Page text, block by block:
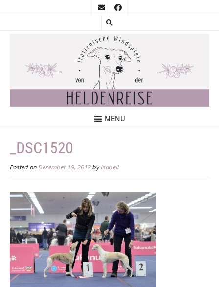
MENU
_DSC1520
Posted onDezember 19, 2012byIsabell